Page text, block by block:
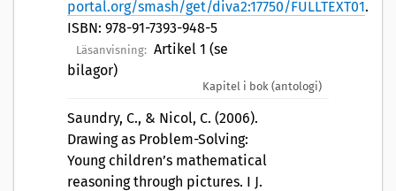
portal.org/smash/get/diva2:17750/FULLTEXT01.
ISBN: 978-91-7393-948-5
Läsanvisning: Artikel 1 (se
bilagor)
Kapitel i bok (antologi)
Saundry, C., & Nicol, C. (2006).
Drawing as Problem-Solving:
Young children’s mathematical
reasoning through pictures. I J.